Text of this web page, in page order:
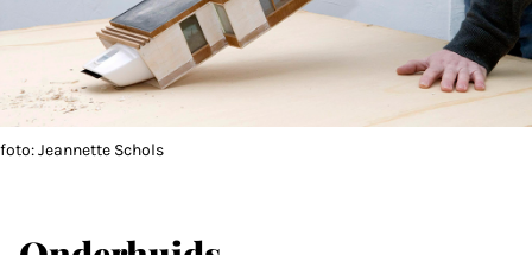
foto: Jeannette Schols